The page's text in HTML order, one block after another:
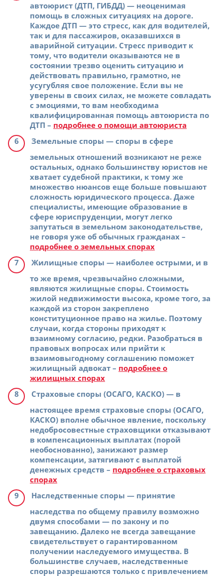
автоюрист (ДТП, ГИБДД) — неоценимая
помощь в сложных ситуациях на дороге.
Каждое ДТП — это стресс, как для водителей,
так и для пассажиров, оказавшихся в
аварийной ситуации. Стресс приводит к
тому, что водители оказываются не в
состоянии трезво оценить ситуацию и
действовать правильно, грамотно, не
усугубляя свое положение. Если вы не
уверены в своих силах, не можете совладать
с эмоциями, то вам необходима
квалифицированная помощь автоюриста по
ДТП – подробнее о помощи автоюриста
Земельные споры — споры в сфере
земельных отношений возникают не реже
остальных, однако большинству юристов не
хватает судебной практики, к тому же
множество нюансов еще больше повышают
сложность юридического процесса. Даже
специалисты, имеющие образование в
сфере юриспруденции, могут легко
запутаться в земельном законодательстве,
не говоря уже об обычных гражданах –
подробнее о земельных спорах
Жилищные споры — наиболее острыми, и в
то же время, чрезвычайно сложными,
являются жилищные споры. Стоимость
жилой недвижимости высока, кроме того, за
каждой из сторон закреплено
конституционное право на жилье. Поэтому
случаи, когда стороны приходят к
взаимному согласию, редки. Разобраться в
правовых вопросах или прийти к
взаимовыгодному соглашению поможет
жилищный адвокат – подробнее о
жилищных спорах
Страховые споры (ОСАГО, КАСКО) — в
настоящее время страховые споры (ОСАГО,
КАСКО) вполне обычное явление, поскольку
недобросовестные страховщики отказывают
в компенсационных выплатах (порой
необоснованно), занижают размер
компенсации, затягивают с выплатой
денежных средств – подробнее о страховых
спорах
Наследственные споры — принятие
наследства по общему правилу возможно
двумя способами — по закону и по
завещанию. Далеко не всегда завещание
свидетельствует о гарантированном
получении наследуемого имущества. В
большинстве случаев, наследственные
споры разрешаются только с привлечением